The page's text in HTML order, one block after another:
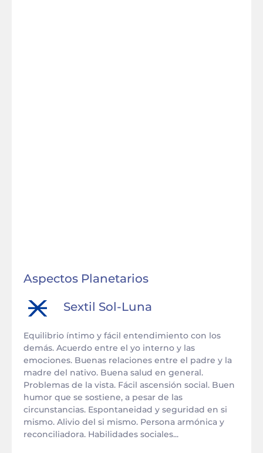
Aspectos Planetarios
Sextil Sol-Luna
Equilibrio íntimo y fácil entendimiento con los
demás. Acuerdo entre el yo interno y las
emociones. Buenas relaciones entre el padre y la
madre del nativo. Buena salud en general.
Problemas de la vista. Fácil ascensión social. Buen
humor que se sostiene, a pesar de las
circunstancias. Espontaneidad y seguridad en si
mismo. Alivio del si mismo. Persona armónica y
reconciliadora. Habilidades sociales...